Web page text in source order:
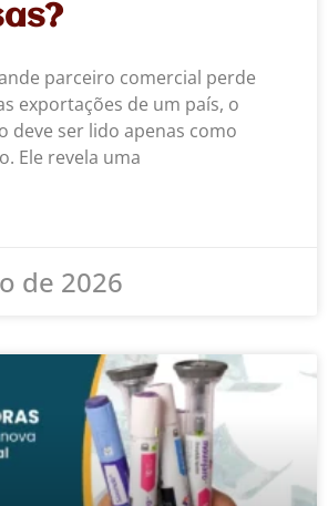
parceiro comercial perde
exportações de um país, o
deve ser lido apenas como
Ele revela uma
de 2026